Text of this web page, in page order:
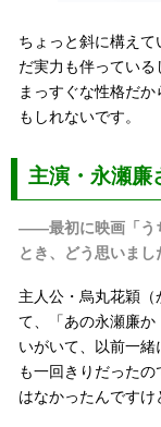
ちょっと斜に構え
だ実力も伴ってい
まっすぐな性格だ
もしれないです。
主演・永瀬廉
――最初に映画「う
とき、どう思いまし
主人公・烏丸花穎
て、「あの永瀬廉
いがいて、以前一
も一回きりだった
はなかったんですけ